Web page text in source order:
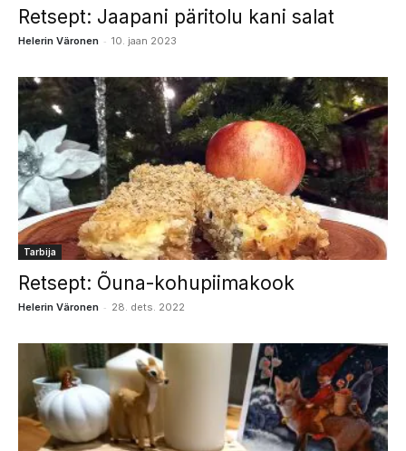
Retsept: Jaapani päritolu kani salat
Helerin Väronen - 10. jaan 2023
Tarbija
Retsept: Õuna-kohupiimakook
Helerin Väronen - 28. dets. 2022